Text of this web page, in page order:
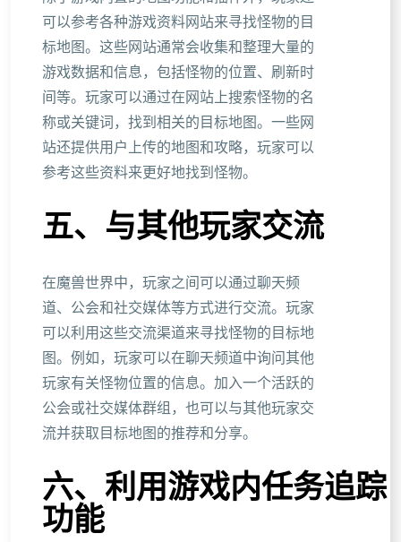
可以参考各种游戏资料网站来寻找怪物的目
标地图。这些网站通常会收集和整理大量的
游戏数据和信息，包括怪物的位置、刷新时
间等。玩家可以通过在网站上搜索怪物的名
称或关键词，找到相关的目标地图。一些网
站还提供用户上传的地图和攻略，玩家可以
参考这些资料来更好地找到怪物。
五、与其他玩家交流
在魔兽世界中，玩家之间可以通过聊天频
道、公会和社交媒体等方式进行交流。玩家
可以利用这些交流渠道来寻找怪物的目标地
图。例如，玩家可以在聊天频道中询问其他
玩家有关怪物位置的信息。加入一个活跃的
公会或社交媒体群组，也可以与其他玩家交
流并获取目标地图的推荐和分享。
六、利用游戏内任务追踪
功能